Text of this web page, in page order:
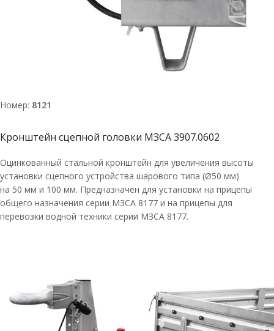
Номер: 8121
Кронштейн сцепной головки МЗСА 3907.0602
Оцинкованный стальной кронштейн для увеличения высоты
установки сцепного устройства шарового типа (Ø50 мм)
на 50 мм и 100 мм. Предназначен для установки на прицепы
общего назначения серии МЗСА 8177 и на прицепы для
перевозки водной техники серии МЗСА 8177.